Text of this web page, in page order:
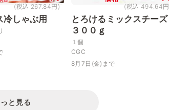
(税込 267.84円)
冷しゃぶ用
(税込 494.64
とろけるミックスチーズ
３００ｇ
１個
CGC
8月7日(金)まで
と見る